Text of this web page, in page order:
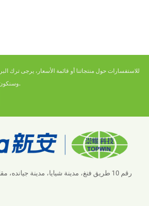
للاستفسارات حول منتجاتنا أو قائمة الأسعار، يرجى ترك
وسنكون على اتصال خلال 24 ساعة.